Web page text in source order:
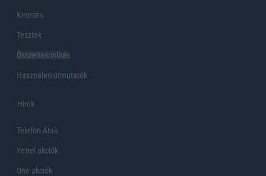
Keresés
Tesztek
Összehasonlítás
Használati útmutatók
Hirek
Telefon Árak
Yettel akciók
One akciók